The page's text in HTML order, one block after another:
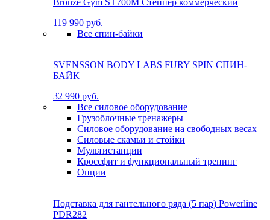
Bronze Gym ST700M Степпер коммерческий
119 990 руб.
Все спин-байки
SVENSSON BODY LABS FURY SPIN СПИН-
БАЙК
32 990 руб.
Все силовое оборудование
Грузоблочные тренажеры
Силовое оборудование на свободных весах
Силовые скамьи и стойки
Мультистанции
Кроссфит и функциональный тренинг
Опции
Подставка для гантельного ряда (5 пар) Powerline
PDR282